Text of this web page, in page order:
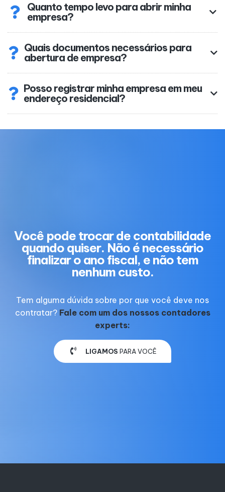
Quanto tempo levo para abrir minha
empresa?
Quais documentos necessários para
abertura de empresa?
Posso registrar minha empresa em meu
endereço residencial?
Você pode trocar de contabilidade
quando quiser. Não é necessário
finalizar o ano fiscal, e não tem
nenhum custo.
Tem alguma dúvida sobre por que você deve nos
contratar? Fale com um dos nossos contadores
experts:
LIGAMOS PARA VOCÊ